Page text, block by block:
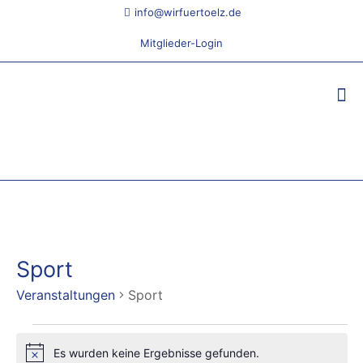
info@wirfuertoelz.de
Mitglieder-Login
Sport
Veranstaltungen Sport
HinweisEs wurden keine Ergebnisse gefunden.